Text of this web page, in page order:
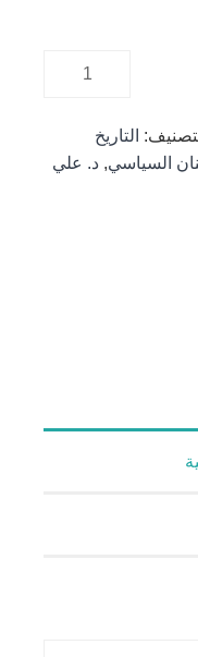
والاتجاهات
السياسية
التاريخ
السياسي, د. علي